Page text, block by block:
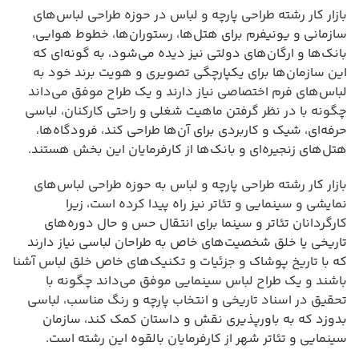
بازار کار رشته طراحی پارچه و لباس در حوزه طراحی لباس‌های
سازمانی و یونیفرم برای هتل‌ها، رستوران‌ها، خطوط هوایی،
بانک‌ها و ارگان‌های دولتی نیز دیده می‌شود، به گونه‌ای که
این سازمان‌ها برای یکپارچگی تصویری و هویت برند خود به
لباس‌های فرم اختصاصی نیاز دارند و یک طراح موفق می‌داند
چگونه با در نظر گرفتن ماهیت شغلی و راحتی کارکنان، لباسی
حرفه‌ای، شیک و کاربردی برای آن‌ها طراحی کند، فرودگاه‌ها،
هتل‌های زنجیره‌ای و بانک‌ها از کارفرمایان این بخش هستند.
بازار کار رشته طراحی پارچه و لباس به حوزه طراحی لباس‌های
نمایشی و سینمایی و تئاتر نیز راه پیدا کرده است، زیرا
کارگردانان تئاتر و سینما برای انتقال حس و حال دوره‌های
تاریخی یا خلق شخصیت‌های خاص به طراحان لباسی نیاز دارند
که با تاریخ پوشاک و جزئیات و تکنیک‌های خاص خلق لباس آشنا
باشند و یک طراح لباس سینمایی موفق می‌داند چگونه با
تحقیق در اسناد تاریخی و انتخاب پارچه و رنگ مناسب، لباسی
بدوزد که به باورپذیری نقش و داستان کمک کند، سازمان
سینمایی و تئاتر شهر از کارفرمایان بالقوه این رشته است.